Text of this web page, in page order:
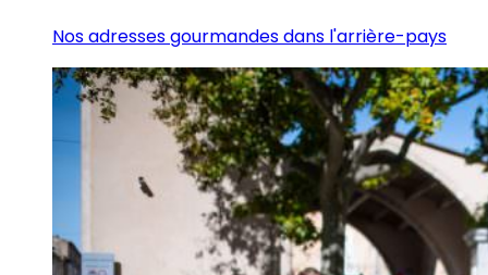
Nos adresses gourmandes dans l'arrière-pays